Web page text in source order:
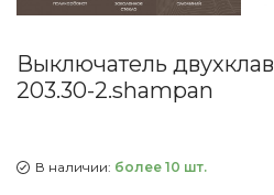
Выключатель
203.30-2.shampan
В наличии: более 10 шт.